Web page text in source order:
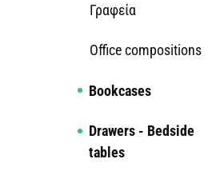
Γραφεία
Office compositions
Bookcases
Drawers - Bedside
tables